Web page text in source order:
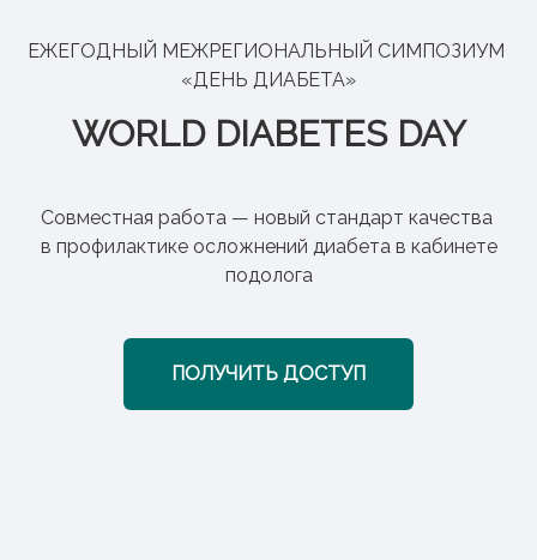
ЕЖЕГОДНЫЙ МЕЖРЕГИОНАЛЬНЫЙ СИМПОЗИУМ
«ДЕНЬ ДИАБЕТА»
WORLD DIABETES DAY
Совместная работа — новый стандарт качества
в профилактике осложнений диабета в кабинете
подолога
ПОЛУЧИТЬ ДОСТУП